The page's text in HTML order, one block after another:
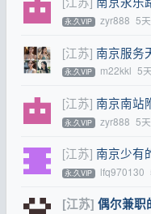
永.久VIP zyr888 5
[江苏] 南京服务
永.久VIP m22kkl 5
[江苏] 南京南站
永.久VIP zyr888 5
[江苏] 南京少有
永.久VIP lfq970130
[江苏] 偶尔兼职